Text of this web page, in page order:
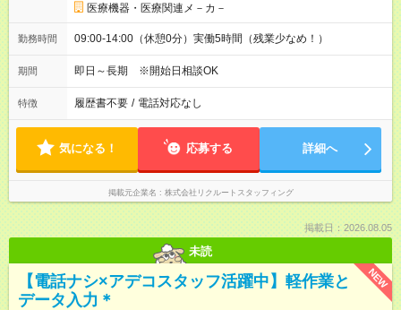
医療機器・医療関連メ－カ－
勤務時間 09:00-14:00（休憩0分）実働5時間（残業少なめ！）
期間 即日～長期 ※開始日相談OK
特徴 履歴書不要 / 電話対応なし
気になる！ 応募する 詳細へ
掲載元企業名 株式会社リクルートスタッフィング
掲載日：2026.08.05
未読
NEW
【電話ナシ×アデコスタッフ活躍中】軽作業と
データ入力＊